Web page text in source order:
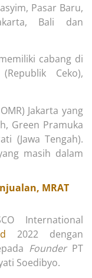
Pasar Baru,
Bali dan
cabang di
Ceko),
Jakarta yang
Green Pramuka
(Jawa Tengah).
masih dalam
MRAT
International
2022 dengan
FounderPT
Soedibyo.